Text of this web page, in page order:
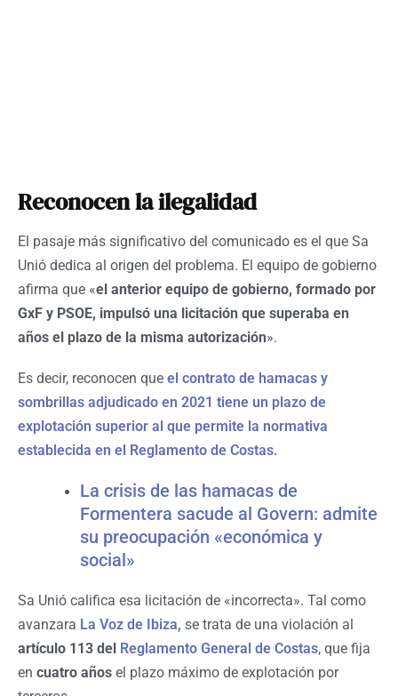
Reconocen la ilegalidad
El pasaje más significativo del comunicado es el que Sa
Unió dedica al origen del problema. El equipo de gobierno
afirma que «el anterior equipo de gobierno, formado por
GxF y PSOE, impulsó una licitación que superaba en
años el plazo de la misma autorización».
Es decir, reconocen que el contrato de hamacas y
sombrillas adjudicado en 2021 tiene un plazo de
explotación superior al que permite la normativa
establecida en el Reglamento de Costas.
La crisis de las hamacas de
Formentera sacude al Govern: admite
su preocupación «económica y
social»
Sa Unió califica esa licitación de «incorrecta». Tal como
avanzara La Voz de Ibiza, se trata de una violación al
artículo 113 del Reglamento General de Costas, que fija
en cuatro años el plazo máximo de explotación por